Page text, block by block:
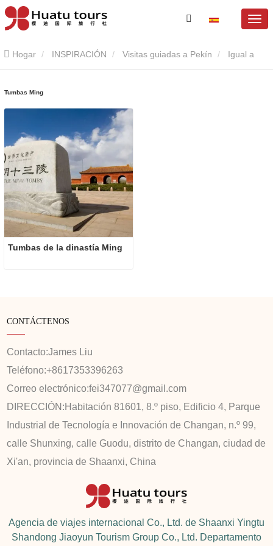
Hogar INSPIRACIÓN Visitas guiadas a Pekín
Tumbas Ming
Tumbas de la dinastía Ming
CONTÁCTENOS
Contacto:James Liu
Teléfono:+8617353396263
Correo electrónico:fei347077@gmail.com
DIRECCIÓN: Habitación 81601, 8.º piso, Edificio 4, Parque
Industrial de Tecnología e Innovación de Changan, n.º 99,
calle Shunxing, calle Guodu, distrito de Changan, ciudad de
Xi'an, provincia de Shaanxi, China
Agencia de viajes internacional Co., Ltd. de Shaanxi Yingtu
Shandong Jiaoyun Tourism Group Co., Ltd. Departamento